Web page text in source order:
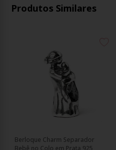
Produtos Similares
Berloque Charm Separador
Bebê no Colo em Prata 925